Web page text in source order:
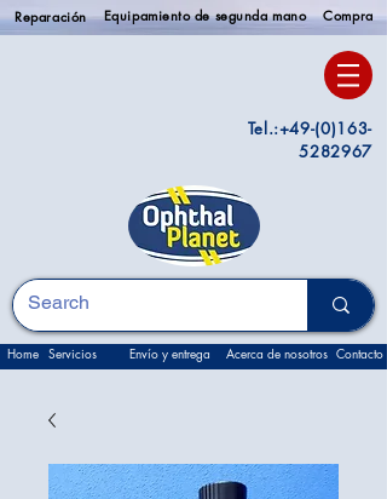
Reparación Equipamiento de segunda mano Compra
Tel.:+49-(0)163-
5282967
Home Servicios Envío y entrega Acerca de nosotros Contacto